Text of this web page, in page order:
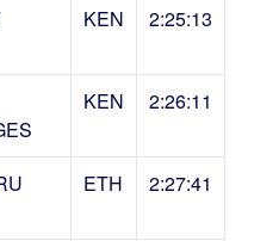
KEN 2:25:13
KEN 2:26:11
ETH 2:27:41